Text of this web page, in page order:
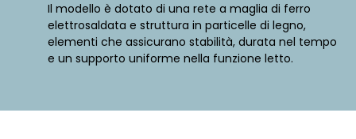
Il modello è dotato di una rete a maglia di ferro
elettrosaldata e struttura in particelle di legno,
elementi che assicurano stabilità, durata nel tempo
e un supporto uniforme nella funzione letto.